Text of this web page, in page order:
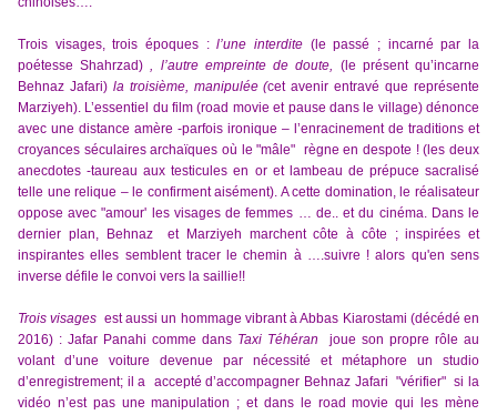
Trois visages, trois époques :l’une interdite (le passé ; incarné par la
poétesse Shahrzad) , l’autre empreinte de doute, (le présent qu’incarne
Behnaz Jafari)la troisième, manipulée (cet avenir entravé que représente
Marziyeh). L’essentiel du film (road movie et pause dans le village) dénonce
avec une distance amère -parfois ironique – l’enracinement de traditions et
croyances séculaires archaïques où le "mâle" règne en despote ! (les deux
anecdotes -taureau aux testicules en or et lambeau de prépuce sacralisé
telle une relique – le confirment aisément). A cette domination, le réalisateur
oppose avec "amour' les visages defemmes … de.. et du cinéma. Dans le
dernier plan, Behnaz et Marziyeh marchent côte à côte ; inspirées et
inspirantes elles semblent tracer le chemin à ….suivre ! alors qu'en sens
inverse défile le convoi vers la saillie!!
Trois visages est aussiun hommage vibrantà Abbas Kiarostami (décédé en
2016) : Jafar Panahi comme dans Taxi Téhéran joue son propre rôle au
volant d’une voiture devenue par nécessité et métaphore un studio
d’enregistrement; il a accepté d’accompagner Behnaz Jafari "vérifier" si la
vidéo n’est pas unemanipulation ; et dans le road movie qui les mène